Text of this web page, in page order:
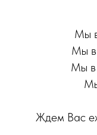
Мы
Мы в
Мы в
Ждем Вас